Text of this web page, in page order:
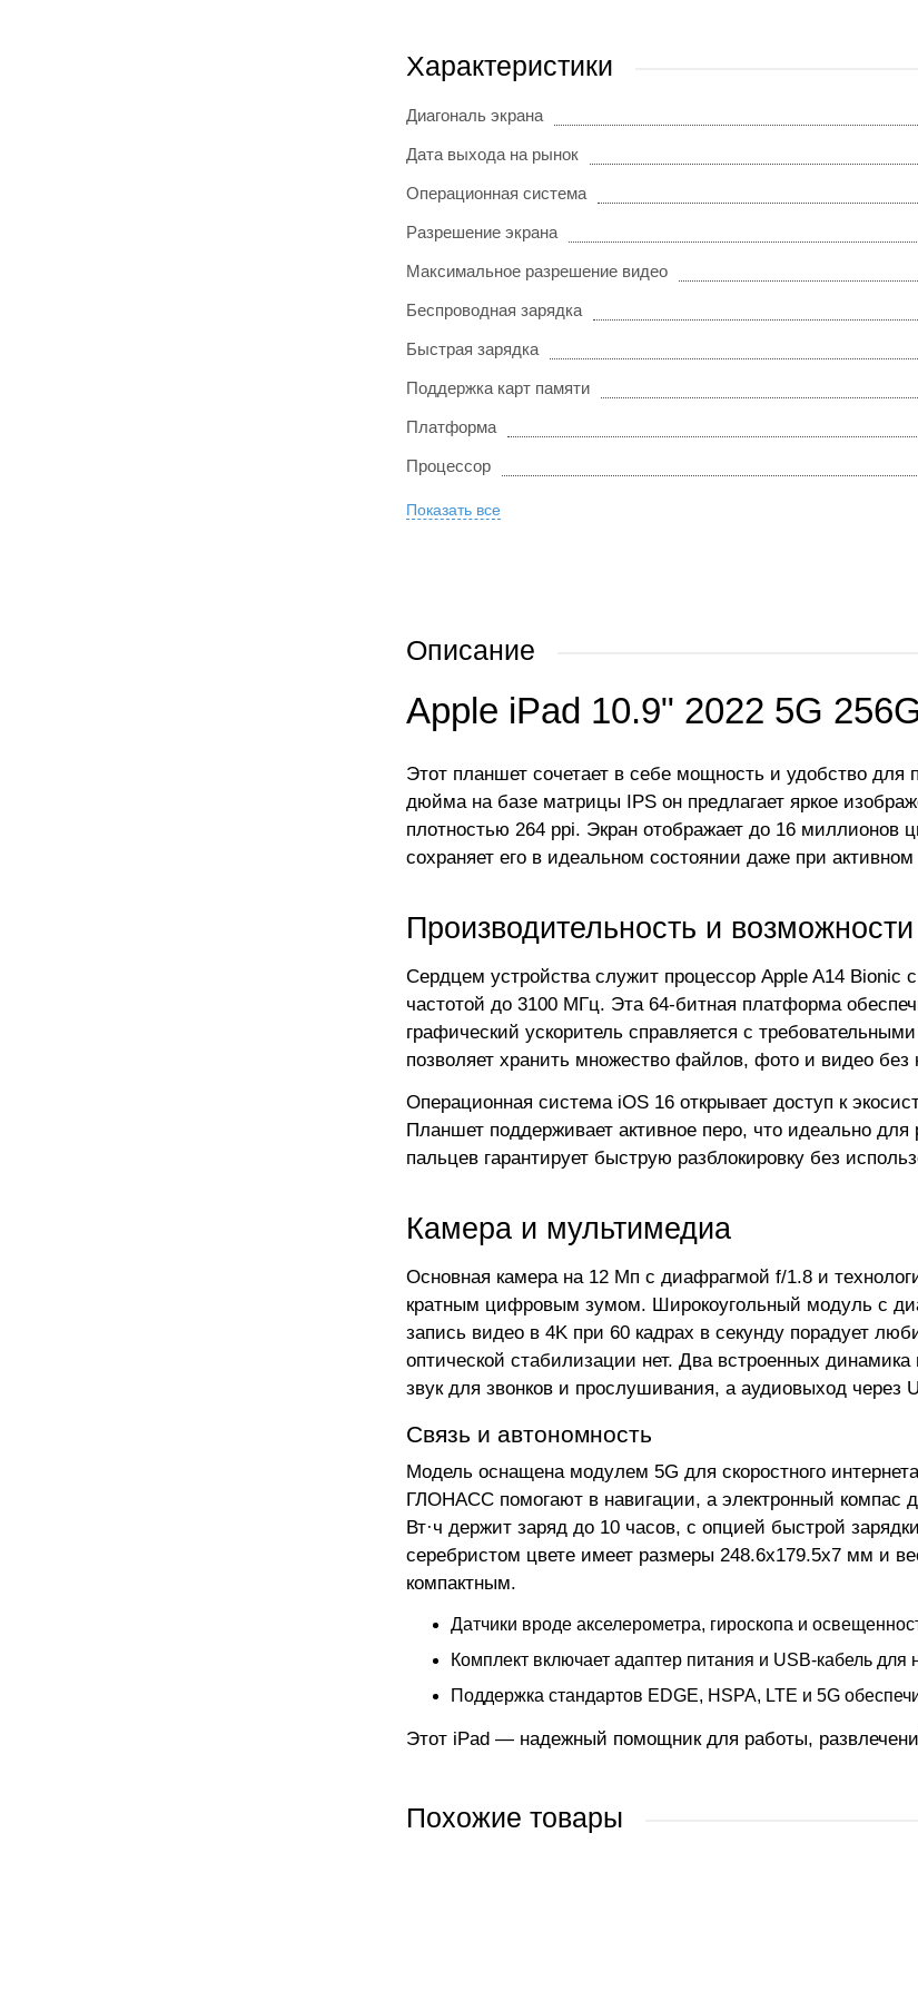
Характеристики
Диагональ экрана
Дата выхода на рынок
Операционная система
Разрешение экрана
Максимальное разрешение видео
Беспроводная зарядка
Быстрая зарядка
Поддержка карт памяти
Платформа
Процессор
Показать все
Описание
Apple iPad 10.9" 2022 5G
Этот планшет сочетает в себе мощность и удобство
дюйма на базе матрицы IPS он предлагает яркое
плотностью 264 ppi. Экран отображает до 16 миллионов
сохраняет его в идеальном состоянии даже при
Производительность и возможности
Сердцем устройства служит процессор Apple A14 Bionic
частотой до 3100 МГц. Эта 64-битная платформа
графический ускоритель справляется с
позволяет хранить множество файлов, фото и видео без
Операционная система iOS 16 открывает доступ к
Планшет поддерживает активное перо, что идеально для
пальцев гарантирует быструю разблокировку без
Камера и мультимедиа
Основная камера на 12 Мп с диафрагмой f/1.8 и
кратным цифровым зумом. Широкоугольный модуль с
запись видео в 4K при 60 кадрах в секунду порадует
оптической стабилизации нет. Два встроенных
звук для звонков и прослушивания, а аудиовыход через
Связь и автономность
Модель оснащена модулем 5G для скоростного
ГЛОНАСС помогают в навигации, а электронный компас
Вт·ч держит заряд до 10 часов, с опцией быстрой
серебристом цвете имеет размеры 248.6x179.5x7 мм и
компактным.
Датчики вроде акселерометра, гироскопа и
Комплект включает адаптер питания и USB-кабель для
Поддержка стандартов EDGE, HSPA, LTE и 5G
Этот iPad — надежный помощник для работы,
Похожие товары